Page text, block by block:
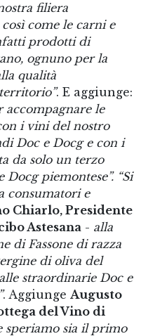
filiera
come le carni e
prodotti di
ognuno per la
qualità
. E aggiunge:
accompagnare le
i vini del nostro
Doc e Docg e con i
da solo un terzo
piemontese”. “Si
consumatori e
Chiarlo, Presidente
Astesana - alla
di Fassone di razza
di oliva del
straordinarie Doc e
. Aggiunge Augusto
del Vino di
speriamo sia il primo